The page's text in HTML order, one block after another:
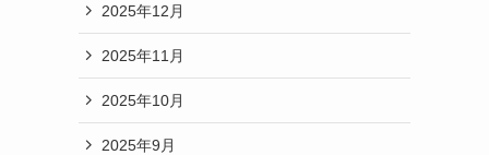
2025年12月
2025年11月
2025年10月
2025年9月